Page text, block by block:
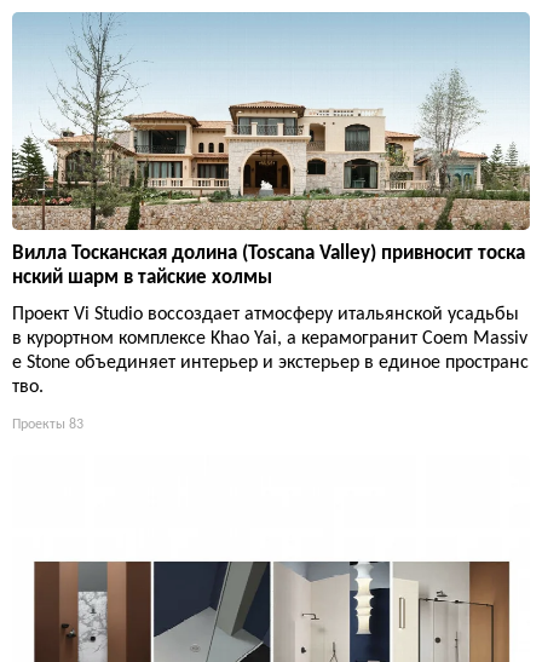
Вилла Тосканская долина (Toscana Valley) привносит тоска
нский шарм в тайские холмы
Проект Vi Studio воссоздает атмосферу итальянской усадьбы
в курортном комплексе Khao Yai, а керамогранит Coem Massiv
e Stone объединяет интерьер и экстерьер в единое пространс
тво.
Проекты 83